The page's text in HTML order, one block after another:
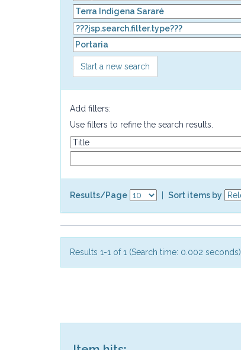
Start a new search
Add filters:
Use filters to refine the search results.
Results/Page Sort items by
Results 1-1 of 1 (Search time: 0.002 seconds).